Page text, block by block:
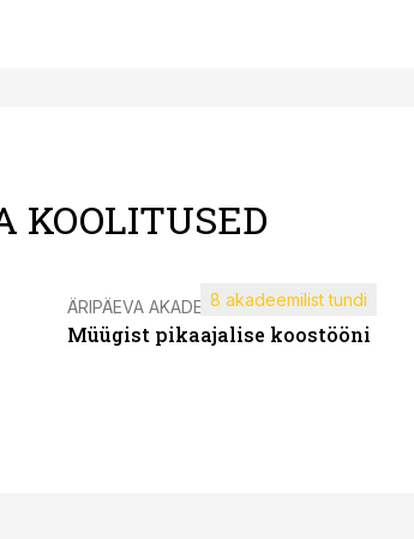
KOOLITUSED
ÄRIPÄEVA AKADEEMIA
Müügist pikaajalise koostööni
8 akadeemilist tundi